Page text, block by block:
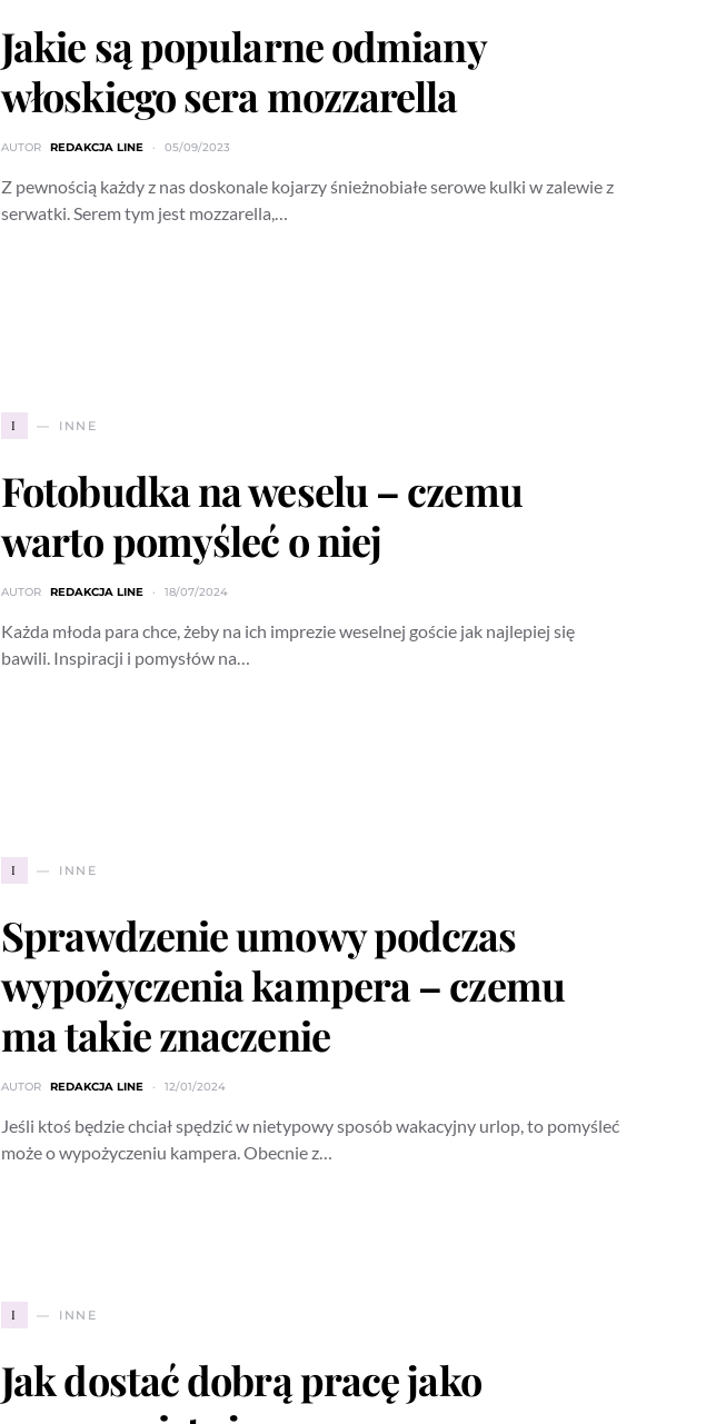
Jakie są popularne odmiany
włoskiego sera mozzarella
AUTOR REDAKCJA LINE 05/09/2023
Z pewnością każdy z nas doskonale kojarzy śnieżnobiałe serowe kulki w zalewie z
serwatki. Serem tym jest mozzarella,…
I INNE
Fotobudka na weselu – czemu
warto pomyśleć o niej
AUTOR REDAKCJA LINE 18/07/2024
Każda młoda para chce, żeby na ich imprezie weselnej goście jak najlepiej się
bawili. Inspiracji i pomysłów na…
I INNE
Sprawdzenie umowy podczas
wypożyczenia kampera – czemu
ma takie znaczenie
AUTOR REDAKCJA LINE 12/01/2024
Jeśli ktoś będzie chciał spędzić w nietypowy sposób wakacyjny urlop, to pomyśleć
może o wypożyczeniu kampera. Obecnie z…
I INNE
Jak dostać dobrą pracę jako